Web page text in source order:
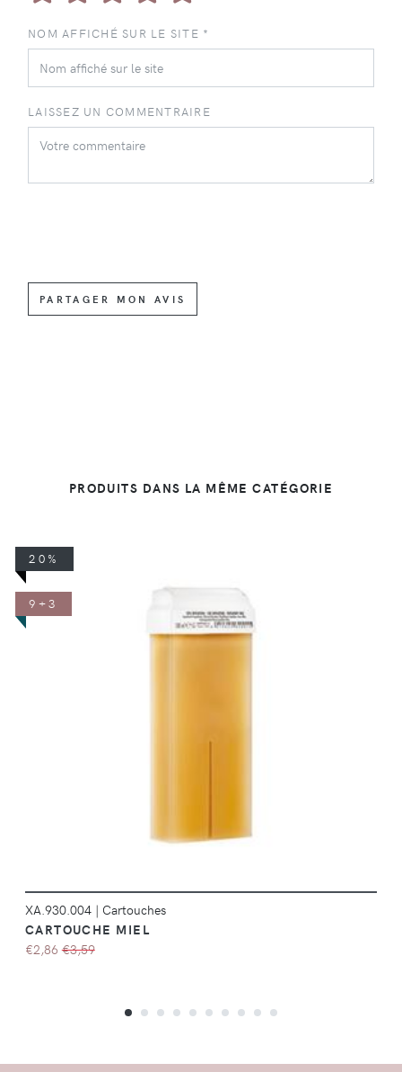
NOM AFFICHÉ SUR LE SITE *
LAISSEZ UN COMMENTRAIRE
PARTAGER MON AVIS
PRODUITS DANS LA MÊME CATÉGORIE
20%
9+3
XA.930.004 | Cartouches
CARTOUCHE MIEL
€2,86€3,59